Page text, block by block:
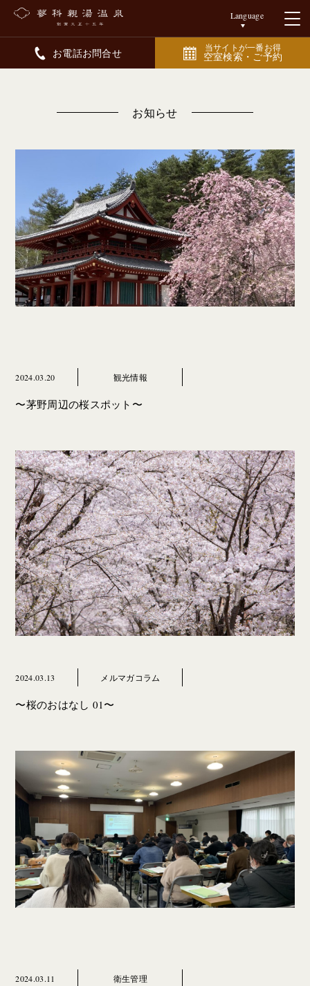
Language
お電話お問合せ 当サイトが一番お得
空室検索・ご予約
お知らせ
2024.03.20 観光情報
〜茅野周辺の桜スポット〜
2024.03.13 メルマガコラム
〜桜のおはなし 01〜
2024.03.11 衛生管理